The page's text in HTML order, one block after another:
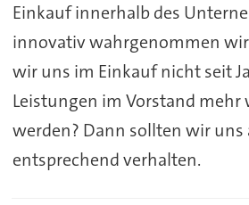
Einkauf innerhalb des
innovativ wahrgenommen
wir uns im Einkauf nicht seit
Leistungen im Vorstand
werden? Dann sollten wir uns
entsprechend verhalten.